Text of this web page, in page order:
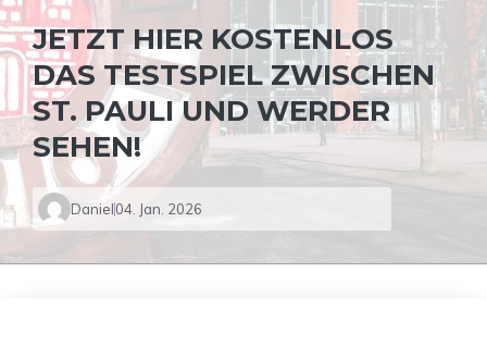
JETZT HIER KOSTENLOS
DAS TESTSPIEL ZWISCHEN
ST. PAULI UND WERDER
SEHEN!
Daniel04. Jan. 2026